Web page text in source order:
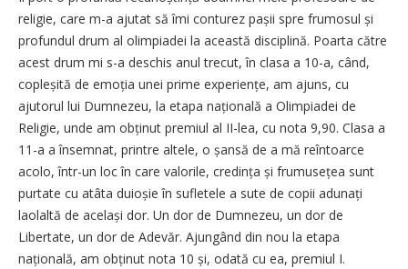
religie, care m-a ajutat să îmi conturez pașii spre frumosul și
profundul drum al olimpiadei la această disciplină. Poarta către
acest drum mi s-a deschis anul trecut, în clasa a 10-a, când,
copleșită de emoția unei prime ex­periențe, am ajuns, cu
ajutorul lui Dumnezeu, la etapa națională a Olimpiadei de
Religie, unde am obținut premiul al II-lea, cu nota 9,90. Clasa a
11-a a însemnat, printre altele, o șansă de a mă reîntoarce
acolo, într-un loc în care valorile, credința și frumusețea sunt
purtate cu atâta duioșie în sufletele a sute de copii adunați
laolaltă de același dor. Un dor de Dumnezeu, un dor de
Libertate, un dor de Adevăr. Ajungând din nou la etapa
națională, am obținut nota 10 și, odată cu ea, premiul I.